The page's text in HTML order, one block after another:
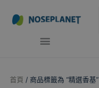
首頁 / 商品標籤為 “精選香基”